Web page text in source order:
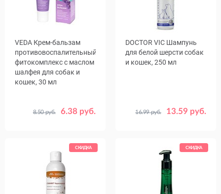
VEDA Крем-бальзам
противовоспалительный
фитокомплекс с маслом
шалфея для собак и
кошек, 30 мл
6.38 руб.
8.50 руб.
DOCTOR VIC Шампунь
для белой шерсти собак
и кошек, 250 мл
13.59 руб.
16.99 руб.
СКИДКА СКИДКА